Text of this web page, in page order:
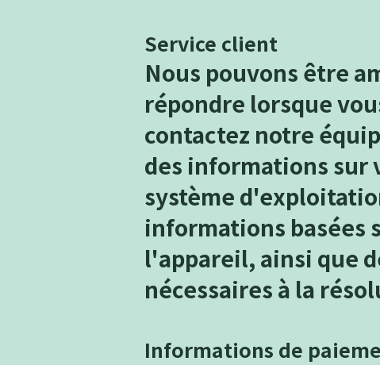
Service client
Nous pouvons être
répondre lorsque
contactez notre
des informations sur
système
informations basées
l'appareil, ainsi que
nécessaires à la
Informations de